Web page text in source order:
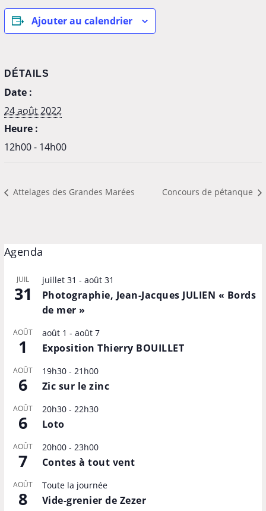
Ajouter au calendrier
DÉTAILS
Date :
24 août 2022
Heure :
12h00 - 14h00
Attelages des Grandes Marées Concours de pétanque
Agenda
JUIL
31
juillet 31 - août 31
Photographie, Jean-Jacques JULIEN « Bords
de mer »
AOÛT
1
août 1 - août 7
Exposition Thierry BOUILLET
AOÛT
6
19h30- 21h00
Zic sur le zinc
AOÛT
6
20h30- 22h30
Loto
AOÛT
7
20h00- 23h00
Contes à tout vent
AOÛT
8
Toute la journée
Vide-grenier de Zezer